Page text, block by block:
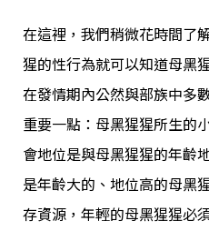
在這裡，我們稍微花時間了
猩的性行為就可以知道母黑
在發情期內公然與部族中多
重要一點：母黑猩猩所生的
會地位是與母黑猩猩的年齡
是年齡大的、地位高的母黑
存資源，年輕的母黑猩猩必